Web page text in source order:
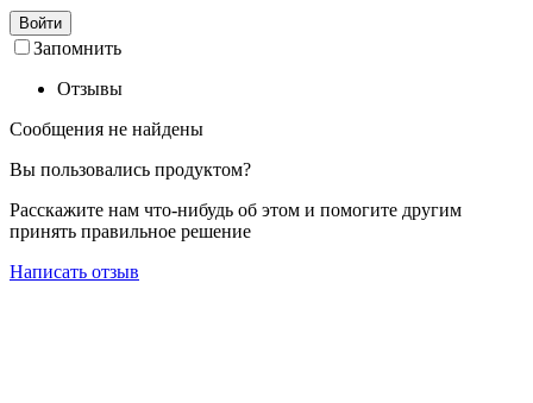
Войти
Запомнить
Отзывы
Сообщения не найдены
Вы пользовались продуктом?
Расскажите нам что-нибудь об этом и помогите другим
принять правильное решение
Написать отзыв